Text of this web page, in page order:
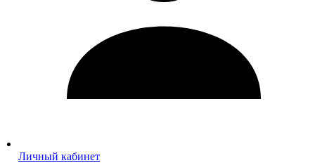
Личный кабинет